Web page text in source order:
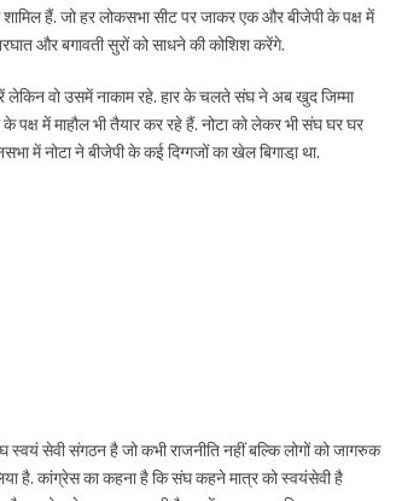
हैं. जो हर लोकसभा सीट पर जाकर एक और बीजेपी के पक्ष में
और बगावती सुरों को साधने की कोशिश करेंगे.
लेकिन वो उसमें नाकाम रहे. हार के चलते संघ ने अब खुद जिम्मा
में माहौल भी तैयार कर रहे हैं. नोटा को लेकर भी संघ घर घर
में नोटा ने बीजेपी के कई दिग्गजों का खेल बिगाडा़ था.
स्वयं सेवी संगठन है जो कभी राजनीति नहीं बल्कि लोगों को जागरुक
है. कांग्रेस का कहना है कि संघ कहने मात्र को स्वयंसेवी है